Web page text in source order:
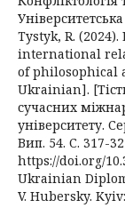
Tystyk, R.
international
of philosophical
Ukrainian].
сучасних
університету.
Вип. 54. С. 317-
https://doi.org/
Ukrainian
V. Hubersky.